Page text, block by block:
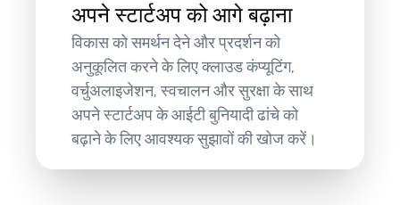
अपने स्टार्टअप को आगे बढ़ाना
विकास को समर्थन देने और प्रदर्शन को
अनुकूलित करने के लिए क्लाउड कंप्यूटिंग,
वर्चुअलाइजेशन, स्वचालन और सुरक्षा के साथ
अपने स्टार्टअप के आईटी बुनियादी ढांचे को
बढ़ाने के लिए आवश्यक सुझावों की खोज करें।